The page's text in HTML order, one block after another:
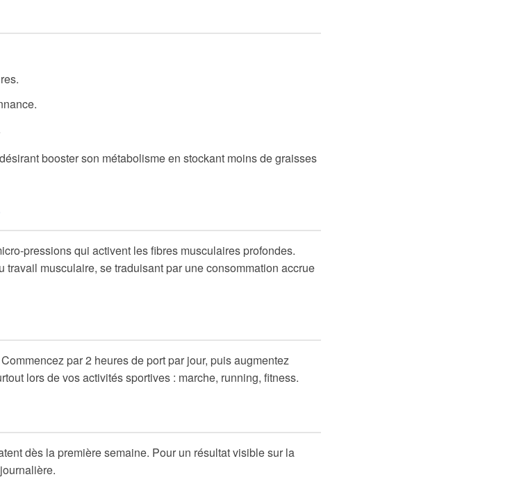
booster son métabolisme en stockant moins de graisses
pressions qui activent les fibres musculaires profondes.
musculaire, se traduisant par une consommation accrue
par 2 heures de port par jour, puis augmentez
lors de vos activités sportives : marche, running, fitness.
dès la première semaine. Pour un résultat visible sur la